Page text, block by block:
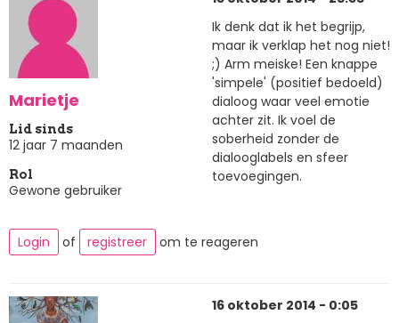
Marietje
Lid sinds
12 jaar 7 maanden
Rol
Gewone gebruiker
Ik denk dat ik het begrijp,
maar ik verklap het nog niet!
;) Arm meiske! Een knappe
'simpele' (positief bedoeld)
dialoog waar veel emotie
achter zit. Ik voel de
soberheid zonder de
dialooglabels en sfeer
toevoegingen.
Login of registreer om te reageren
16 oktober 2014 - 0:05